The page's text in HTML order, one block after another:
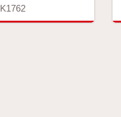
K1762